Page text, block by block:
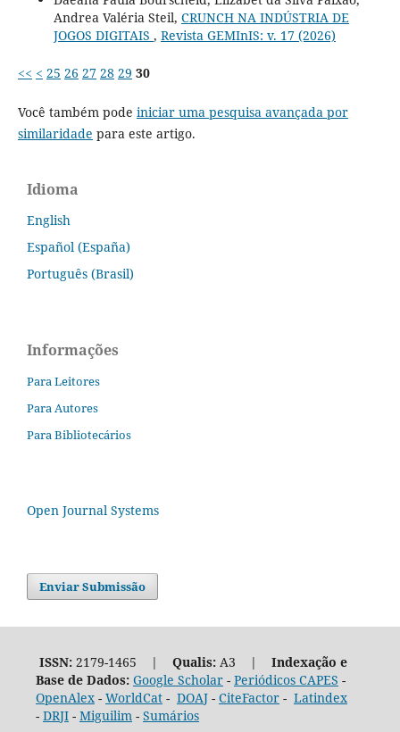
Andrea Valéria Steil, CRUNCH NA INDÚSTRIA DE
JOGOS DIGITAIS , Revista GEMInIS: v. 17 (2026)
<< < 25 26 27 28 29 30
Você também pode iniciar uma pesquisa avançada por
similaridade para este artigo.
Idioma
English
Español (España)
Português (Brasil)
Informações
Para Leitores
Para Autores
Para Bibliotecários
Open Journal Systems
Enviar Submissão
ISSN:2179-1465 | Qualis:A3 | Indexação e
Base de Dados: Google Scholar- Periódicos CAPES -
OpenAlex- WorldCat- DOAJ- CiteFactor- Latindex
- DRJI- Miguilim - Sumários